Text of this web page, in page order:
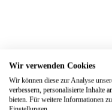
Angebot
Filialen
Wir verwenden Cookies
Wir können diese zur Analyse
verbessern, personalisierte Inhalte
bieten. Für weitere Informationen